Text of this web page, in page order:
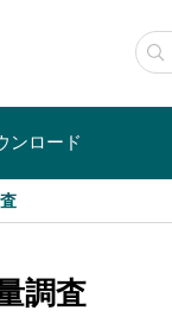
ンロード
調査